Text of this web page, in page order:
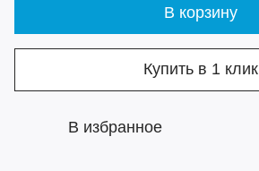
В корзину
Купить в 1 клик
В избранное